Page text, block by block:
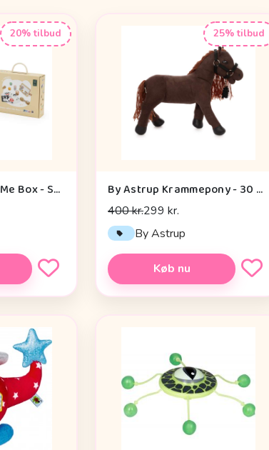
20% tilbud
Kid'oh Grow-With-Me Box - Sensory Seekers (0-6 mdr.)
25% tilbud
By Astrup Krammepony - 30 cm. - Pixie - Brun
400 kr.299 kr.
By Astrup
Køb nu